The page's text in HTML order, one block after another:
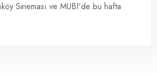
Sineması ve MUBI'de bu hafta